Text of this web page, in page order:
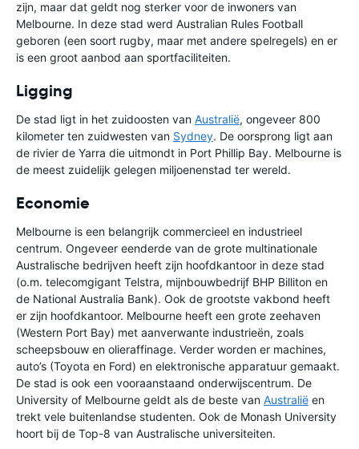
zijn, maar dat geldt nog sterker voor de inwoners van
Melbourne. In deze stad werd Australian Rules Football
geboren (een soort rugby, maar met andere spelregels) en er
is een groot aanbod aan sportfaciliteiten.
Ligging
De stad ligt in het zuidoosten van Australië, ongeveer 800
kilometer ten zuidwesten van Sydney. De oorsprong ligt aan
de rivier de Yarra die uitmondt in Port Phillip Bay. Melbourne is
de meest zuidelijk gelegen miljoenenstad ter wereld.
Economie
Melbourne is een belangrijk commercieel en industrieel
centrum. Ongeveer eenderde van de grote multinationale
Australische bedrijven heeft zijn hoofdkantoor in deze stad
(o.m. telecomgigant Telstra, mijnbouwbedrijf BHP Billiton en
de National Australia Bank). Ook de grootste vakbond heeft
er zijn hoofdkantoor. Melbourne heeft een grote zeehaven
(Western Port Bay) met aanverwante industrieën, zoals
scheepsbouw en olieraffinage. Verder worden er machines,
auto’s (Toyota en Ford) en elektronische apparatuur gemaakt.
De stad is ook een vooraanstaand onderwijscentrum. De
University of Melbourne geldt als de beste van Australië en
trekt vele buitenlandse studenten. Ook de Monash University
hoort bij de Top-8 van Australische universiteiten.